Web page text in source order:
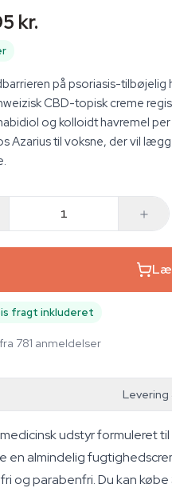
kr.
på psoriasis-
CBD-topisk creme
og kolloidt havremel
Azarius til voksne, der vil
fragt inkluderet
fra 781 anmeldelser
Levering
udstyr formuleret
en almindelig
parabenfri. Du kan købe